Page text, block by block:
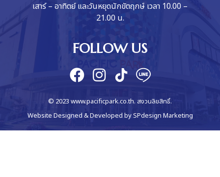
เสาร์ – อาทิตย์ และวันหยุดนักขัตฤกษ์ เวลา 10.00 –
21.00 น.
FOLLOW US
© 2023 www.pacificpark.co.th. สงวนลิขสิทธิ์.
Website Designed & Developed bySPdesign Marketing